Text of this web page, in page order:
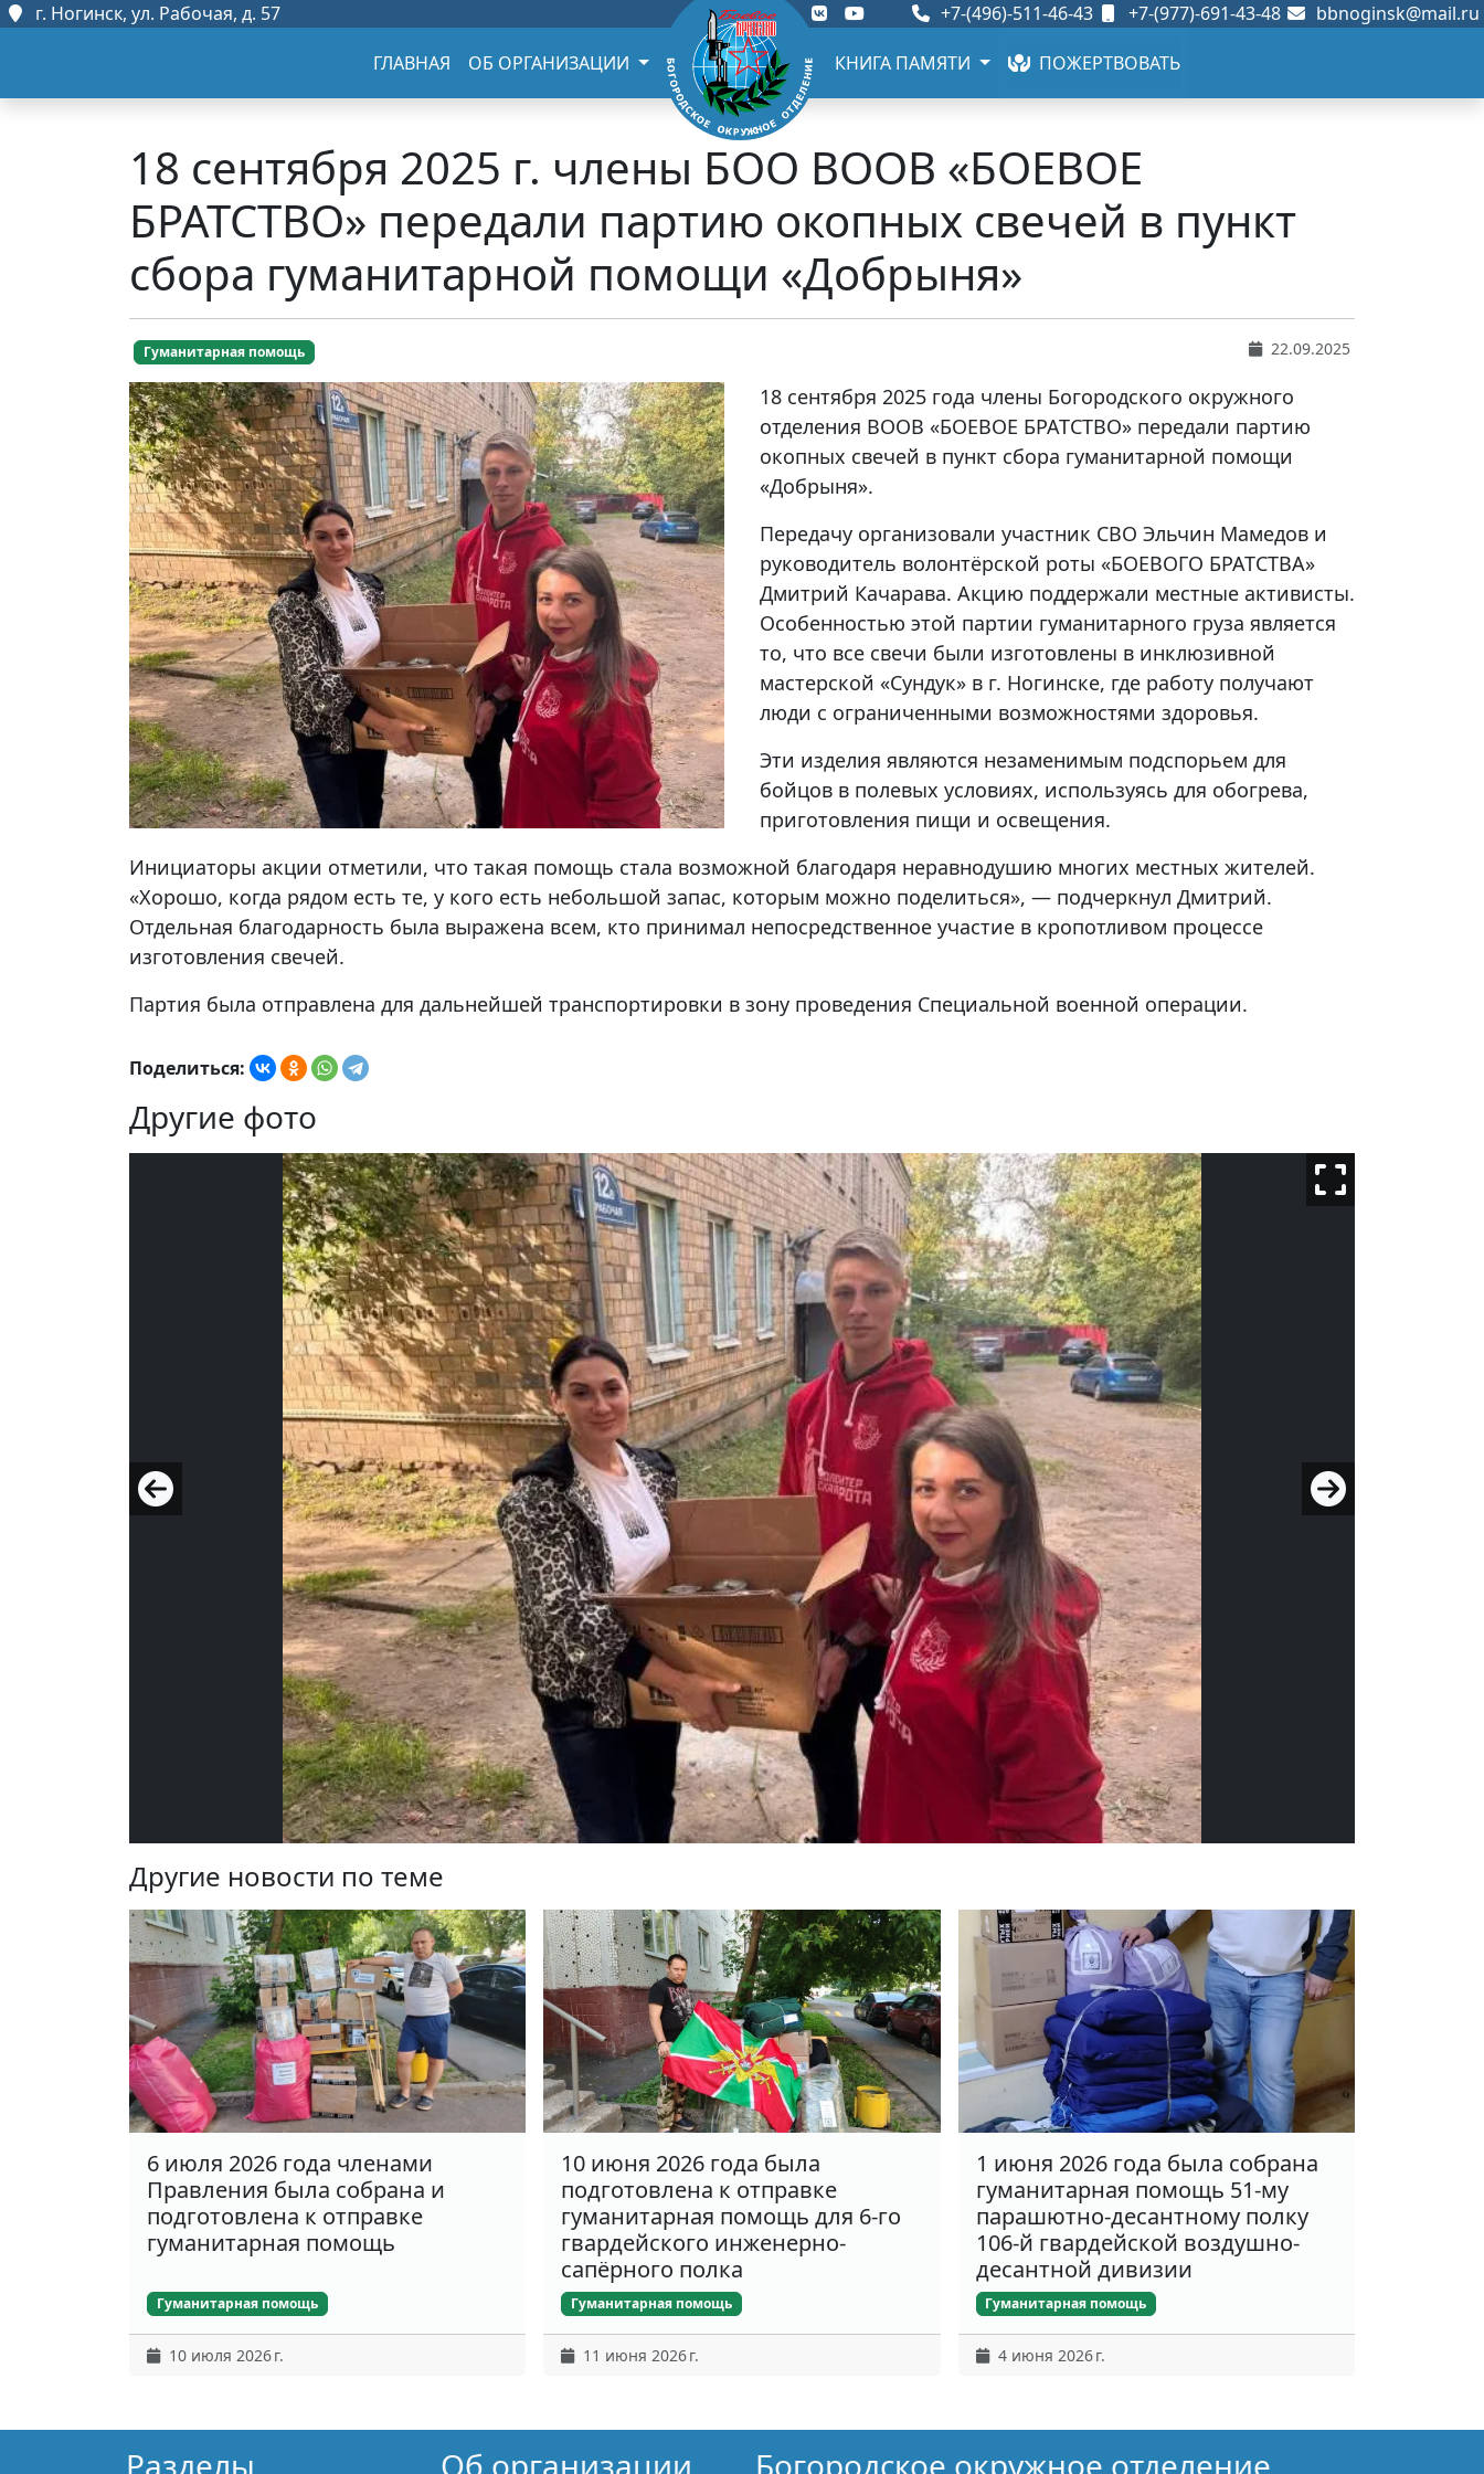
г. Ногинск, ул. Рабочая, д. 57 +7-(496)-511-46-43 +7-(977)-691-43-48 bbnoginsk@mail.ru
ГЛАВНАЯ ОБ ОРГАНИЗАЦИИ КНИГА ПАМЯТИ ПОЖЕРТВОВАТЬ
18 сентября 2025 г. члены БОО ВООВ «БОЕВОЕ
БРАТСТВО» передали партию окопных свечей в пункт
сбора гуманитарной помощи «Добрыня»
Гуманитарная помощь 22.09.2025
18 сентября 2025 года члены Богородского окружного
отделения ВООВ «БОЕВОЕ БРАТСТВО» передали партию
окопных свечей в пункт сбора гуманитарной помощи
«Добрыня».
Передачу организовали участник СВО Эльчин Мамедов и
руководитель волонтёрской роты «БОЕВОГО БРАТСТВА»
Дмитрий Качарава. Акцию поддержали местные активисты.
Особенностью этой партии гуманитарного груза является
то, что все свечи были изготовлены в инклюзивной
мастерской «Сундук» в г. Ногинске, где работу получают
люди с ограниченными возможностями здоровья.
Эти изделия являются незаменимым подспорьем для
бойцов в полевых условиях, используясь для обогрева,
приготовления пищи и освещения.
Инициаторы акции отметили, что такая помощь стала возможной благодаря неравнодушию многих местных жителей.
«Хорошо, когда рядом есть те, у кого есть небольшой запас, которым можно поделиться», — подчеркнул Дмитрий.
Отдельная благодарность была выражена всем, кто принимал непосредственное участие в кропотливом процессе
изготовления свечей.
Партия была отправлена для дальнейшей транспортировки в зону проведения Специальной военной операции.
Поделиться:
Другие фото
Другие новости по теме
6 июля 2026 года членами
Правления была собрана и
подготовлена к отправке
гуманитарная помощь
Гуманитарная помощь
10 июля 2026 г.
10 июня 2026 года была
подготовлена к отправке
гуманитарная помощь для 6-го
гвардейского инженерно-
сапёрного полка
Гуманитарная помощь
11 июня 2026 г.
1 июня 2026 года была собрана
гуманитарная помощь 51-му
парашютно-десантному полку
106-й гвардейской воздушно-
десантной дивизии
Гуманитарная помощь
4 июня 2026 г.
Разделы Об организации Богородское окружное отделение